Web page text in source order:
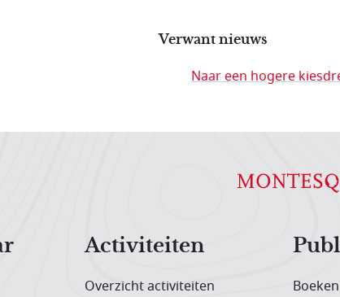
Verwant nieuws
Naar een hogere
Activiteiten
Overzicht activiteiten
Boeken